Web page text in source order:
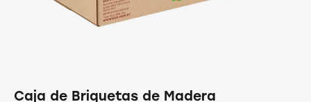
Caja de Briquetas de Madera